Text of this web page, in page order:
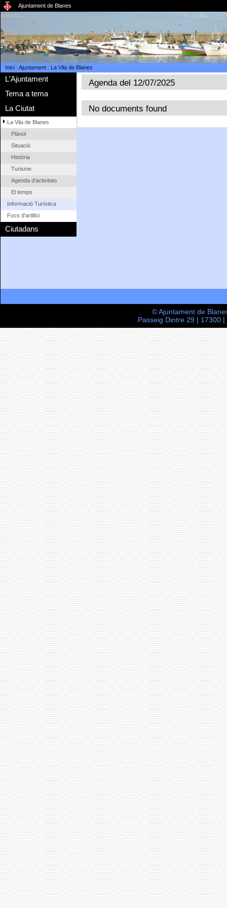
Ajuntament de Blanes
Inici: Ajuntament: La Vila de Blanes
L'Ajuntament
Tema a tema
La Ciutat
La Vila de Blanes
Plànol
Situació
Història
Turisme
Agenda d'activitats
El temps
Informació Turística
Focs d'artifici
Ciutadans
Agenda del 12/07/2025
No documents found
© Ajuntament de
Passeig Dintre 29 | 17300